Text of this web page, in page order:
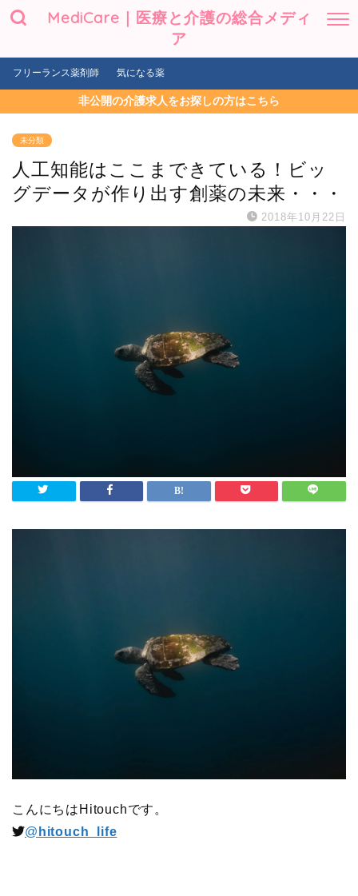
MediCare｜医療と介護の総合メディ
ア
フリーランス薬剤師 気になる薬
非公開の介護求人をお探しの方はこちら
未分類
人工知能はここまできている！ビッ
グデータが作り出す創薬の未来・・・
2018年10月22日
こんにちはHitouchです。
@ hitouch_life